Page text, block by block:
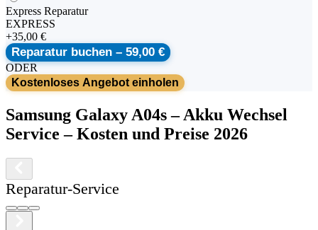
Express Reparatur
EXPRESS
+35,00 €
Reparatur buchen – 59,00 €
ODER
Kostenloses Angebot einholen
Samsung Galaxy A04s–Akku Wechsel
Service – Kosten und Preise 2026
Reparatur-Service